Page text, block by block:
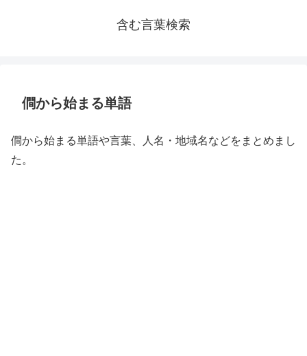
含む言葉検索
僴から始まる単語
僴から始まる単語や言葉、人名・地域名などをまとめまし
た。